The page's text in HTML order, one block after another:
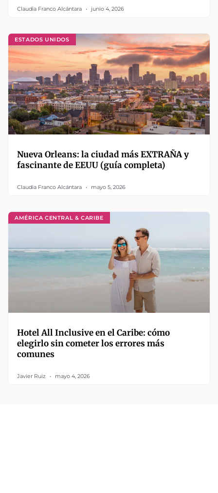
Claudia Franco Alcántara junio 4, 2026
ESTADOS UNIDOS
Nueva Orleans: la ciudad más EXTRAÑA y
fascinante de EEUU (guía completa)
Claudia Franco Alcántara mayo 5, 2026
AMÉRICA CENTRAL & CARIBE
Hotel All Inclusive en el Caribe: cómo
elegirlo sin cometer los errores más
comunes
Javier Ruiz mayo 4, 2026